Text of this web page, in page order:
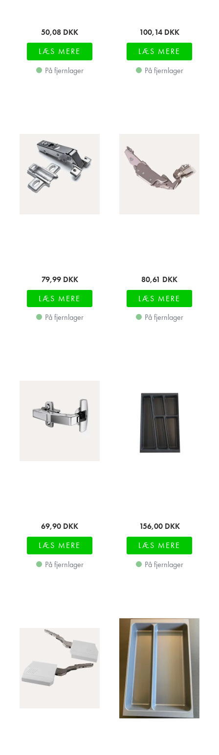
50,08 DKK
LÆS MERE
På fjernlager
100,14 DKK
LÆS MERE
På fjernlager
79,99 DKK
LÆS MERE
På fjernlager
80,61 DKK
LÆS MERE
På fjernlager
69,90 DKK
LÆS MERE
På fjernlager
156,00 DKK
LÆS MERE
På fjernlager